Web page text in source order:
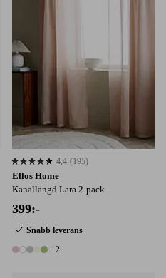
Ellos Home
Kanallängd Lara 2-pack
399:-
Snabb leverans
7 färger
+2
4,4 baserat på 195 st betyg
4,4 (195)